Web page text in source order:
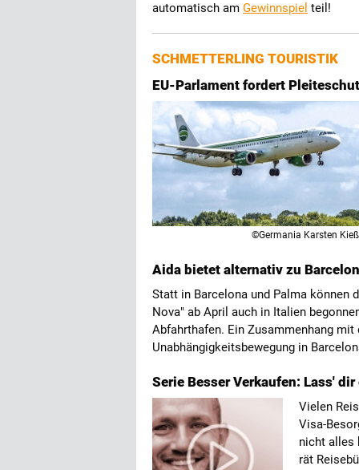
automatisch am Gewinnspiel teil!
SCHMETTERLING TOURISTIK
EU-Parlament fordert
©Germania Karsten
Aida bietet alternativ zu
Statt in Barcelona und Palma können
Nova" ab April auch in Italien
Abfahrthafen. Ein Zusammenhang
Unabhängigkeitsbewegung in
Serie Besser Verkaufen: Lass'
Vielen
Visa-
nicht alles
rät